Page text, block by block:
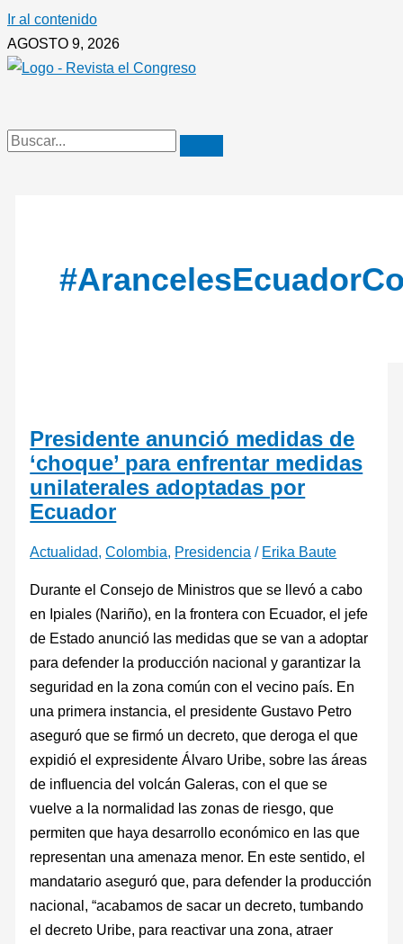
Ir al contenido
AGOSTO 9, 2026
Presidente anunció medidas de
‘choque’ para enfrentar medidas
unilaterales adoptadas por
Ecuador
Actualidad,Colombia, Presidencia / Erika Baute
Durante el Consejo de Ministros que se llevó a cabo
en Ipiales (Nariño), en la frontera con Ecuador, el jefe
de Estado anunció las medidas que se van a adoptar
para defender la producción nacional y garantizar la
seguridad en la zona común con el vecino país. En
una primera instancia, el presidente Gustavo Petro
aseguró que se firmó un decreto, que deroga el que
expidió el expresidente Álvaro Uribe, sobre las áreas
de influencia del volcán Galeras, con el que se
vuelve a la normalidad las zonas de riesgo, que
permiten que haya desarrollo económico en las que
representan una amenaza menor. En este sentido, el
mandatario aseguró que, para defender la producción
nacional, “acabamos de sacar un decreto, tumbando
el decreto Uribe, para reactivar una zona, atraer